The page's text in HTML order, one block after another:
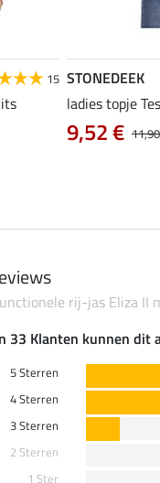
15 STONEDEEK
ladies topje
9,52 €
rij-jas Eliza II
33 Klanten kunnen dit
5 Sterren
4 Sterren
3 Sterren
2 Sterren
1 Ster